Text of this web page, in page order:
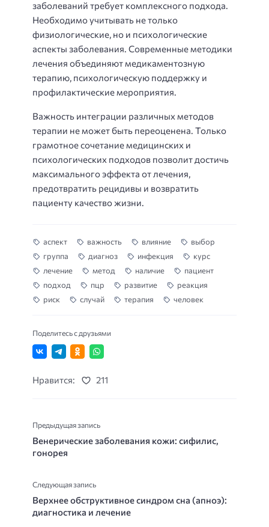
заболеваний требует комплексного подхода.
Необходимо учитывать не только
физиологические, но и психологические
аспекты заболевания. Современные методики
лечения объединяют медикаментозную
терапию, психологическую поддержку и
профилактические мероприятия.
Важность интеграции различных методов
терапии не может быть переоценена. Только
грамотное сочетание медицинских и
психологических подходов позволит достичь
максимального эффекта от лечения,
предотвратить рецидивы и возвратить
пациенту качество жизни.
аспект важность влияние
выбор
группа
диагноз инфекция
курс
лечение
метод наличие
пациент
подход
пцр развитие
реакция
риск
случай терапия человек
Поделитесь с друзьями
Нравится: 211
Предыдущая запись
Венерические заболевания кожи: сифилис,
гонорея
Следующая запись
Верхнее обструктивное синдром сна (апноэ):
диагностика и лечение